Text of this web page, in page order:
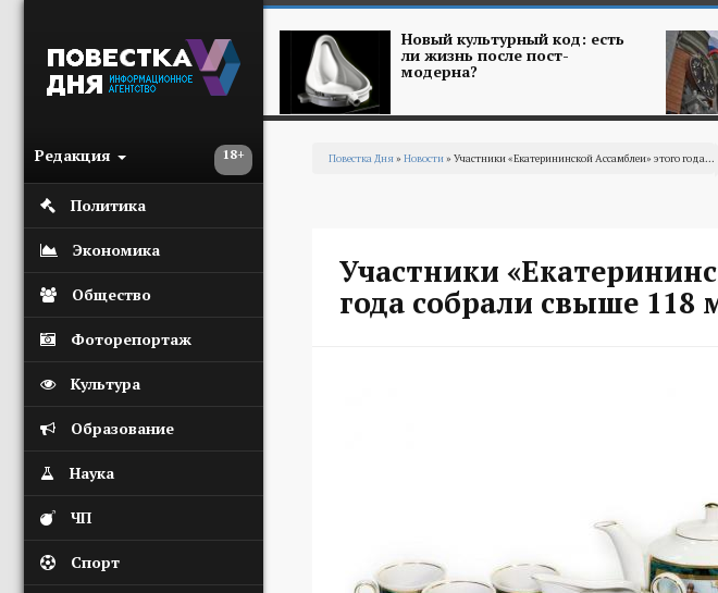
18+
Редакция
Политика
Экономика
Общество
Фоторепортаж
Культура
Образование
Наука
ЧП
Спорт
Новый культурный код: есть
ли жизнь после пост-
модерна?
Повестка Дня» Новости» Участники «Екатерининской Ассамблеи» этого года...
Участники
года собрали свыше 118